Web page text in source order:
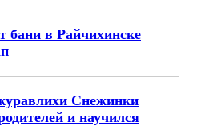
бани в Райчихинске
Снежинки
и научился